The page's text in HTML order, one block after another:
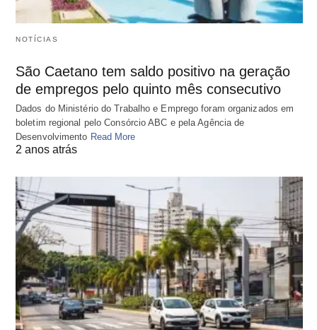
NOTÍCIAS
São Caetano tem saldo positivo na geração
de empregos pelo quinto mês consecutivo
Dados do Ministério do Trabalho e Emprego foram organizados em
boletim regional pelo Consórcio ABC e pela Agência de
Desenvolvimento Read More
2 anos atrás